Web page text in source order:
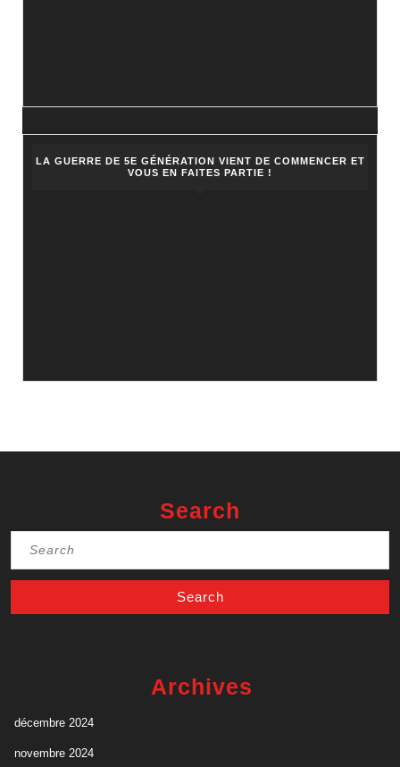
LA GUERRE DE 5E GÉNÉRATION VIENT DE COMMENCER ET
VOUS EN FAITES PARTIE !
Search
Archives
décembre 2024
novembre 2024